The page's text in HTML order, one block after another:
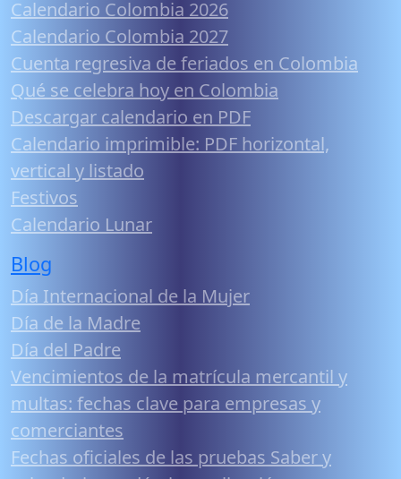
Calendario Colombia 2026
Calendario Colombia 2027
Cuenta regresiva de feriados en Colombia
Qué se celebra hoy en Colombia
Descargar calendario en PDF
Calendario imprimible: PDF horizontal,
vertical y listado
Festivos
Calendario Lunar
Blog
Día Internacional de la Mujer
Día de la Madre
Día del Padre
Vencimientos de la matrícula mercantil y
multas: fechas clave para empresas y
comerciantes
Fechas oficiales de las pruebas Saber y